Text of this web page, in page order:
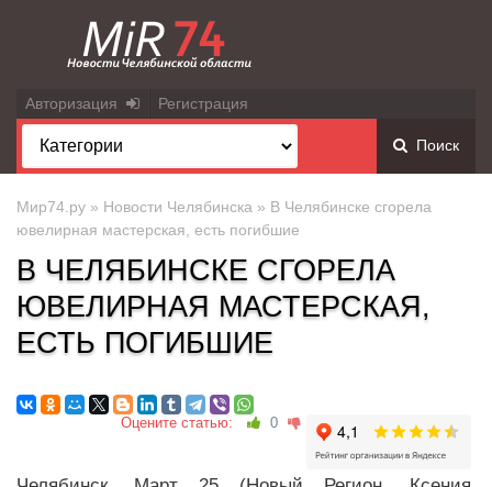
Авторизация Регистрация
Поиск
Мир74.ру » Новости Челябинска » В Челябинске сгорела
ювелирная мастерская, есть погибшие
В ЧЕЛЯБИНСКЕ СГОРЕЛА
ЮВЕЛИРНАЯ МАСТЕРСКАЯ,
ЕСТЬ ПОГИБШИЕ
Оцените статью: 0